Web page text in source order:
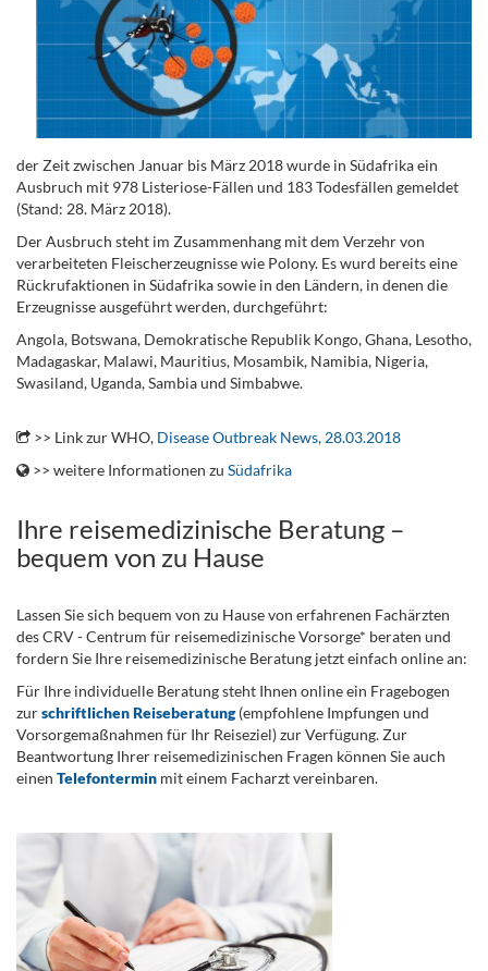
der Zeit zwischen Januar bis März 2018 wurde in Südafrika ein
Ausbruch mit 978 Listeriose-Fällen und 183 Todesfällen gemeldet
(Stand: 28. März 2018).
Der Ausbruch steht im Zusammenhang mit dem Verzehr von
verarbeiteten Fleischerzeugnisse wie Polony. Es wurd bereits eine
Rückrufaktionen in Südafrika sowie in den Ländern, in denen die
Erzeugnisse ausgeführt werden, durchgeführt:
Angola, Botswana, Demokratische Republik Kongo, Ghana, Lesotho,
Madagaskar, Malawi, Mauritius, Mosambik, Namibia, Nigeria,
Swasiland, Uganda, Sambia und Simbabwe.
>> Link zur WHO, Disease Outbreak News, 28.03.2018
>> weitere Informationen zu Südafrika
Ihre reisemedizinische Beratung –
bequem von zu Hause
Lassen Sie sich bequem von zu Hause von erfahrenen Fachärzten
des CRV - Centrum für reisemedizinische Vorsorge* beraten und
fordern Sie Ihre reisemedizinische Beratung jetzt einfach online an:
Für Ihre individuelle Beratung steht Ihnen online ein Fragebogen
zurschriftlichen Reiseberatung(empfohlene Impfungen und
Vorsorgemaßnahmen für Ihr Reiseziel) zur Verfügung. Zur
Beantwortung Ihrer reisemedizinischen Fragen können Sie auch
einen Telefontermin mit einem Facharzt vereinbaren.